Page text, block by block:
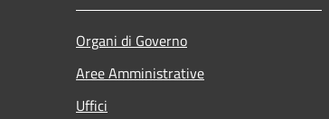
Organi di Governo
Aree Amministrative
Uffici